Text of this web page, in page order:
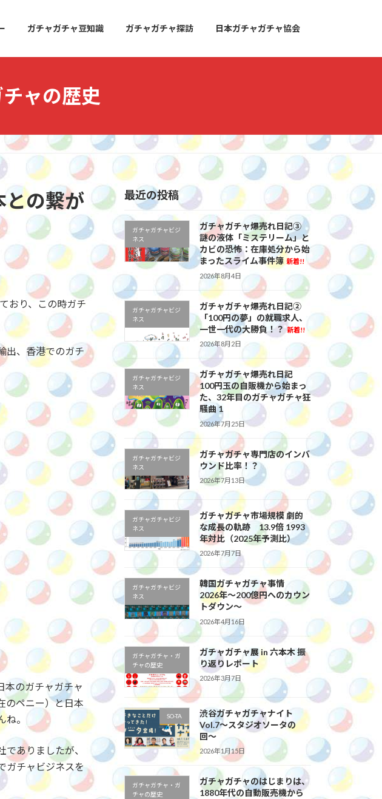
ガチャガチャ豆知識 ガチャガチャ探訪 日本ガチャガチャ協会
ャの歴史
との繋が
おり、この時ガチ
出、香港でのガチ
本のガチャガチャ
のペニー）と日本
。
ありましたが、
ガチャビジネスを
最近の投稿
ガチャガチャビジ
ネス
ガチャガチャ爆売れ日記③
謎の液体「ミステリーム」と
カビの恐怖：在庫処分から始
まったスライム事件簿 新着!!
2026年8月4日
ガチャガチャビジ
ネス
ガチャガチャ爆売れ日記②
「100円の夢」の就職求人、
一世一代の大勝負！？ 新着!!
2026年8月2日
ガチャガチャビジ
ネス
ガチャガチャ爆売れ日記
100円玉の自販機から始まっ
た、32年目のガチャガチャ狂
騒曲 1
2026年7月25日
ガチャガチャビジ
ネス
ガチャガチャ専門店のインバ
ウンド比率！？
2026年7月13日
ガチャガチャビジ
ネス
ガチャガチャ市場規模 劇的
な成長の軌跡 13.9倍 1993
年対比（2025年予測比）
2026年7月7日
ガチャガチャビジ
ネス
韓国ガチャガチャ事情
2026年～200億円へのカウン
トダウン～
2026年4月16日
ガチャガチャ・ガ
チャの歴史
ガチャガチャ展 in 六本木 振
り返りレポート
2026年3月7日
SO-TA
渋谷ガチャガチャナイト
Vol.7〜スタジオソータの
回〜
2026年1月15日
ガチャガチャ・ガ
チャの歴史
ガチャガチャのはじまりは、
1880年代の自動販売機から